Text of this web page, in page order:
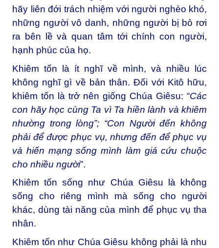
hãy liên đới trách nhiệm với người nghèo khó,
những người vô danh, những người bị bỏ rơi
ra bên lề và quan tâm tới chính con người,
hạnh phúc của họ.
Khiêm tốn là ít nghĩ về mình, và nhiều lúc
không nghĩ gì về bản thân. Đối với Kitô hữu,
khiêm tốn là trở nên giống Chúa Giêsu: “Các
con hãy học cùng Ta vì Ta hiền lành và khiêm
nhường trong lòng”; “Con Người đến không
phải để được phục vụ, nhưng đến để phục vụ
và hiến mạng sống mình làm giá cứu chuộc
cho nhiều người”.
Khiêm tốn sống như Chúa Giêsu là không
sống cho riêng mình mà sống cho người
khác, dùng tài năng của mình để phục vụ tha
nhân.
Khiêm tốn như Chúa Giêsu không phải là nhu